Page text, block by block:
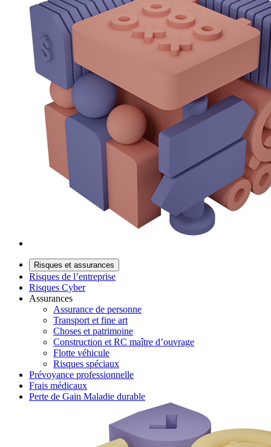
Risques et assurances
Risques de l’entreprise
Risques Cyber
Assurances
Assurance de personne
Transport et fine art
Choses et patrimoine
Construction et RC maître d’ouvrage
Flotte véhicule
Risques spéciaux
Prévoyance professionnelle
Frais médicaux
Perte de Gain Maladie durable